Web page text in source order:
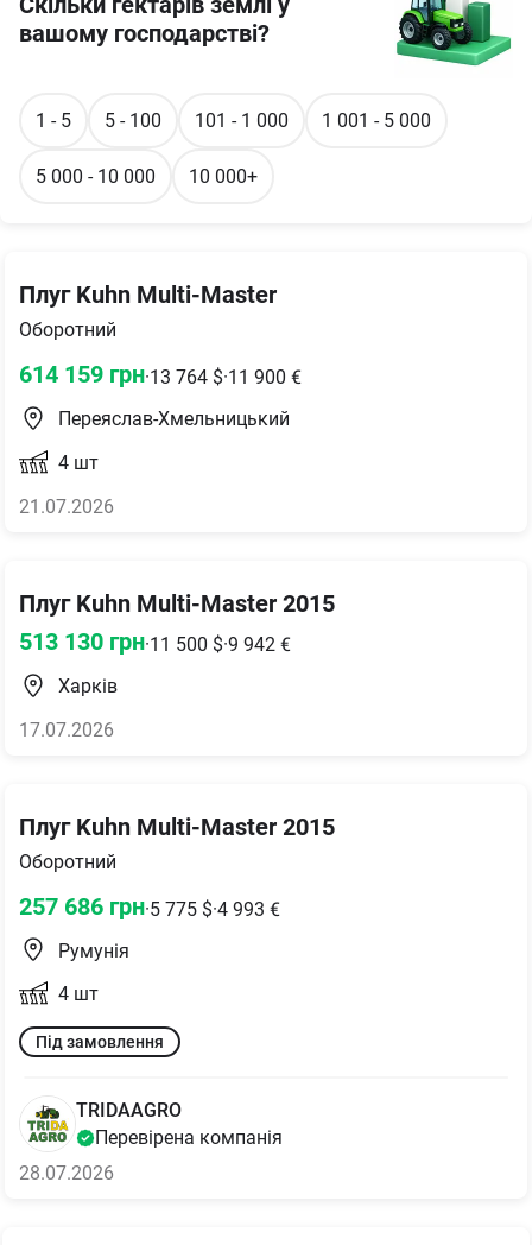
Плуг Kuhn Multi-Master
Оборотний
614 159 грн·13 764 $·11 900 €
Переяслав-Хмельницький
4 шт
21.07.2026
Плуг Kuhn Multi-Master 2015
513 130 грн·11 500 $·9 942 €
Харків
17.07.2026
Плуг Kuhn Multi-Master 2015
Оборотний
257 686 грн·5 775 $·4 993 €
Румунія
4 шт
Під замовлення
TRIDAAGRO
Перевірена компанія
28.07.2026
вашому господарстві?
1 - 5 5 - 100 101 - 1 000 1 001 - 5 000
5 000 - 10 000 10 000+